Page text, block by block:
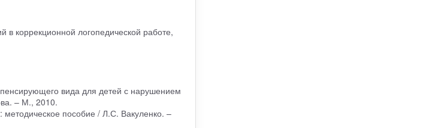
в коррекционной логопедической работе,
вида для детей с нарушением
– М., 2010.
методическое пособие / Л.С. Вакуленко. –